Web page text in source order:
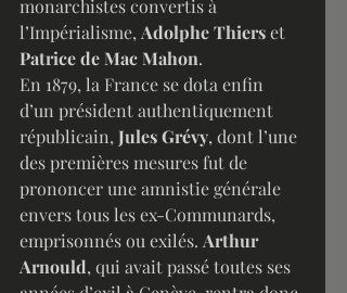
monarchistes convertis à
l’Impérialisme, Adolphe Thiers et
Patrice de Mac Mahon.
En 1879, la France se dota enfin
d’un président authentiquement
républicain, Jules Grévy, dont l’une
des premières mesures fut de
prononcer une amnistie générale
envers tous les ex-Communards,
emprisonnés ou exilés. Arthur
Arnould, qui avait passé toutes ses